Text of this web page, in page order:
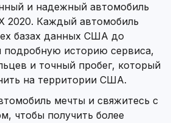
и надежный автомобиль
2020. Каждый автомобиль
базах данных США до
подробную историю сервиса,
и точный пробег, который
на территории США.
мечты и свяжитесь с
чтобы получить более